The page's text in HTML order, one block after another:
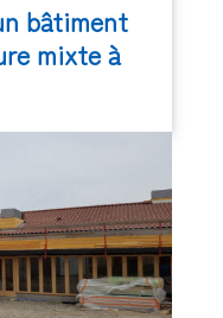
bâtiment
mixte à